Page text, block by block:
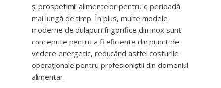
și prospetimii alimentelor pentru o perioadă
mai lungă de timp. În plus, multe modele
moderne de dulapuri frigorifice din inox sunt
concepute pentru a fi eficiente din punct de
vedere energetic, reducând astfel costurile
operaționale pentru profesioniștii din domeniul
alimentar.